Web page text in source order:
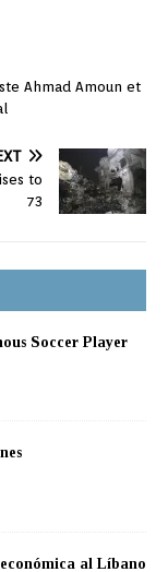
Ahmad Amoun et
to
73
Soccer Player
al Líbano